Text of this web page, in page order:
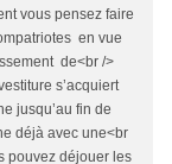
vous pensez faire
en vue
de<br />
s’acquiert
jusqu’au fin de
déjà avec une<br
pouvez déjouer les